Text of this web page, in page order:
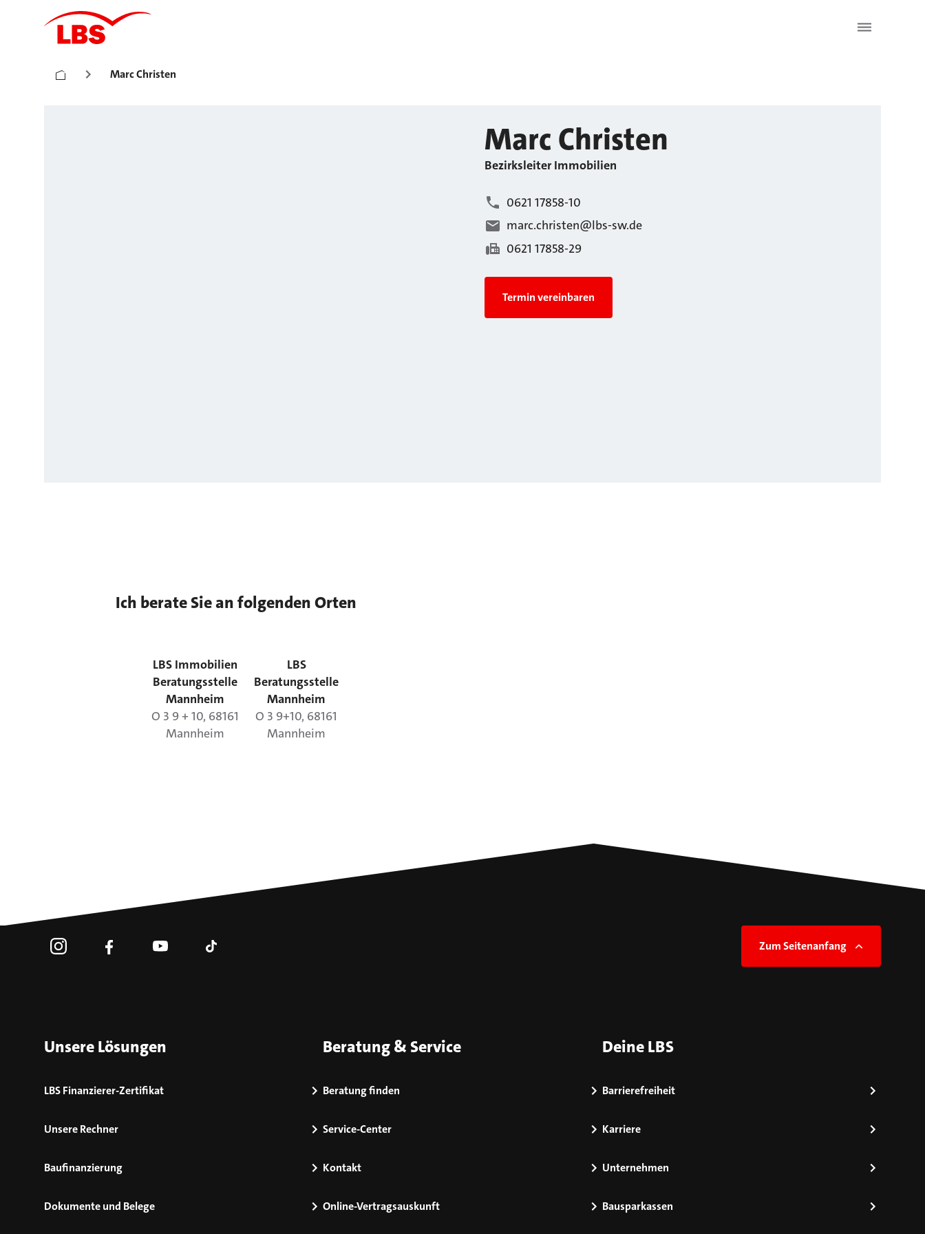
Marc Christen
Marc Christen
Bezirksleiter Immobilien
0621 17858-10
marc.christen@lbs-sw.de
0621 17858-29
Termin vereinbaren
Ich berate Sie an folgenden Orten
LBS Immobilien
Beratungsstelle
Mannheim
O 3 9 + 10, 68161
Mannheim
LBS
Beratungsstelle
Mannheim
O 3 9+10, 68161
Mannheim
Zum Seitenanfang
Unsere Lösungen
LBS Finanzierer-Zertifikat
Unsere Rechner
Baufinanzierung
Dokumente und Belege
Beratung & Service
Beratung finden
Service-Center
Kontakt
Online-Vertragsauskunft
Deine LBS
Barrierefreiheit
Karriere
Unternehmen
Bausparkassen